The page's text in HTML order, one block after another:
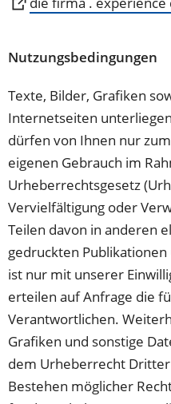
Tab)
Nutzungsbedingungen
Texte, Bilder, Grafiken
Internetseiten
dürfen von Ihnen nur
eigenen Gebrauch im
Urheberrechtsgesetz
Vervielfältigung oder
Teilen davon in anderen
gedruckten
ist nur mit unserer
erteilen auf Anfrage die
Verantwortlichen.
Grafiken und sonstige
dem Urheberrecht
Bestehen möglicher